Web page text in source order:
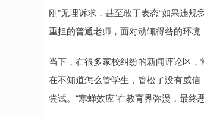
刚”无理诉求，甚至敢于表态“如果违
重担的普通老师，面对动辄得咎的环境
当下，在很多家校纠纷的新闻评论区
在不知道怎么管学生，管松了没有威
尝试。“寒蝉效应”在教育界弥漫，最终